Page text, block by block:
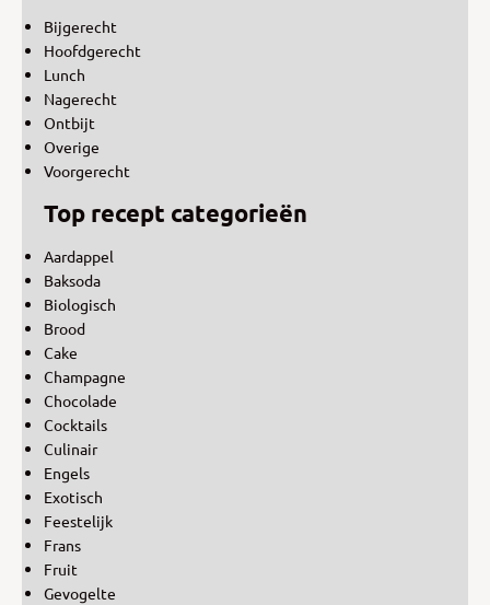
Bijgerecht
Hoofdgerecht
Lunch
Nagerecht
Ontbijt
Overige
Voorgerecht
Top recept categorieën
Aardappel
Baksoda
Biologisch
Brood
Cake
Champagne
Chocolade
Cocktails
Culinair
Engels
Exotisch
Feestelijk
Frans
Fruit
Gevogelte